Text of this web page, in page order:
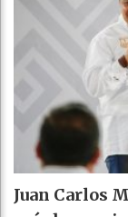
Juan Carlos